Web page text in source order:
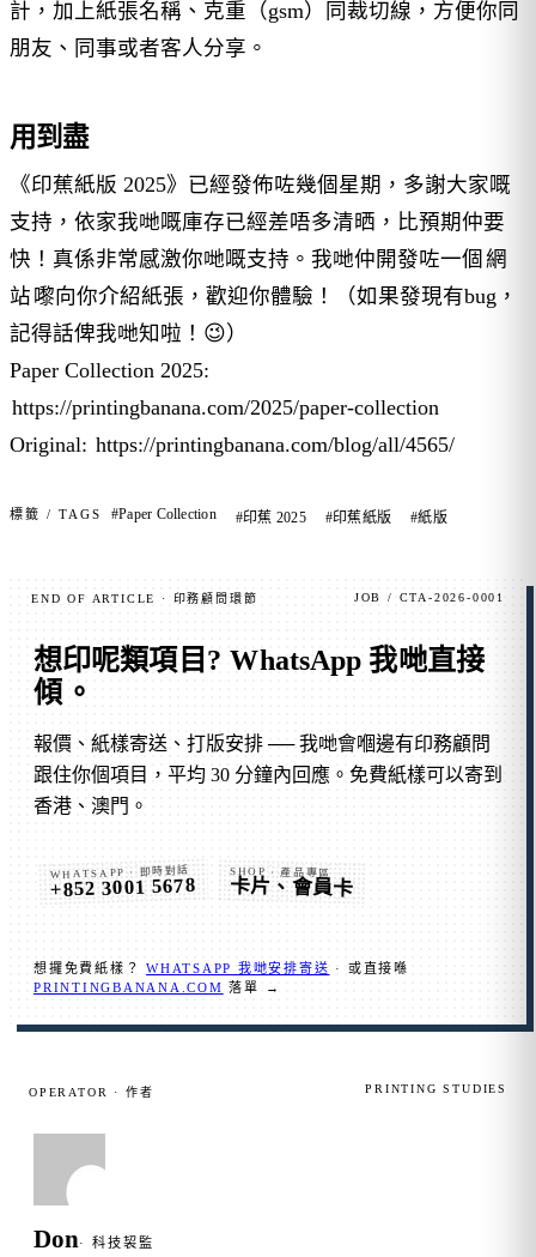
計，加上紙張名稱、克重（gsm）同裁切線，方便你同
朋友、同事或者客人分享。
用到盡
《印蕉紙版 2025》已經發佈咗幾個星期，多謝大家嘅
支持，依家我哋嘅庫存已經差唔多清晒，比預期仲要
快！真係非常感激你哋嘅支持。我哋仲開發咗一個 網
站 嚟向你介紹紙張，歡迎你體驗！（如果發現有bug，
記得話俾我哋知啦！😉）
Paper Collection 2025:
https://printingbanana.com/2025/paper-collection
Original: https://printingbanana.com/blog/all/4565/
標籤 / TAGS #Paper Collection #印蕉 2025 #印蕉紙版 #紙版
END OF ARTICLE · 印務顧問環節 JOB / CTA-2026-0001
想印呢類項目? WhatsApp 我哋直接
傾 。
報價、紙樣寄送、打版安排 ── 我哋會嗰邊有印務顧問
跟住你個項目，平均 30 分鐘內回應。免費紙樣可以寄到
香港、澳門。
WHATSAPP · 即時對話
+852 3001 5678
SHOP · 產品專區
卡片、會員卡
想攞免費紙樣？WHATSAPP 我哋安排寄送 · 或直接喺
PRINTINGBANANA.COM 落單 →
OPERATOR · 作者 PRINTING STUDIES
Don· 科技袃監